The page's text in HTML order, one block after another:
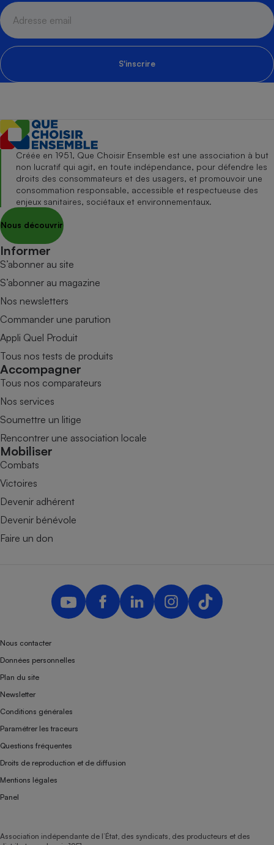
S'inscrire
Créée en 1951, Que Choisir Ensemble est une association à but
non lucratif qui agit, en toute indépendance, pour défendre les
droits des consommateurs et des usagers, et promouvoir une
consommation responsable, accessible et respectueuse des
enjeux sanitaires, sociétaux et environnementaux.
Nous découvrir
Informer
S’abonner au site
S’abonner au magazine
Nos newsletters
Commander une parution
Appli Quel Produit
Tous nos tests de produits
Accompagner
Tous nos comparateurs
Nos services
Soumettre un litige
Rencontrer une association locale
Mobiliser
Combats
Victoires
Devenir adhérent
Devenir bénévole
Faire un don
Nous contacter
Données personnelles
Plan du site
Newsletter
Conditions générales
Paramétrer les traceurs
Questions fréquentes
Droits de reproduction et de diffusion
Mentions légales
Panel
Association indépendante de l’État, des syndicats, des producteurs et des